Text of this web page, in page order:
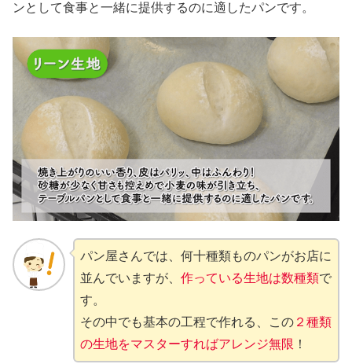
ンとして食事と一緒に提供するのに適したパンです。
パン屋さんでは、何十種類ものパンがお店に
並んでいますが、 作っている生地は数種類で
す。
その中でも基本の工程で作れる、この２種類
の生地をマスターすればアレンジ無限 ！